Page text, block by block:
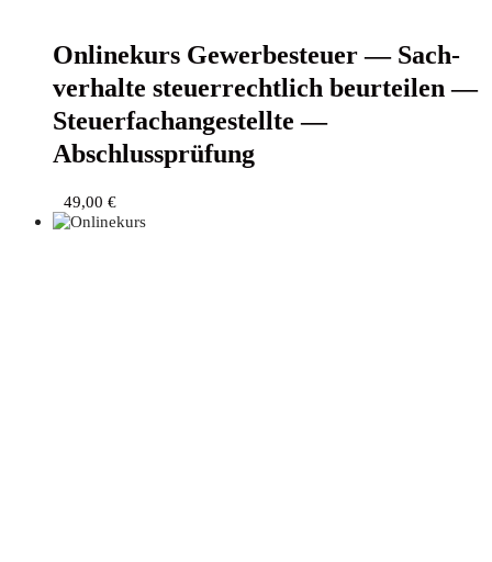
Online­kurs Gewer­be­steu­er — Sach­
ver­hal­te steu­er­recht­lich beur­tei­len —
Steu­er­fach­an­ge­stell­te —
Abschlussprüfung
49,00 €